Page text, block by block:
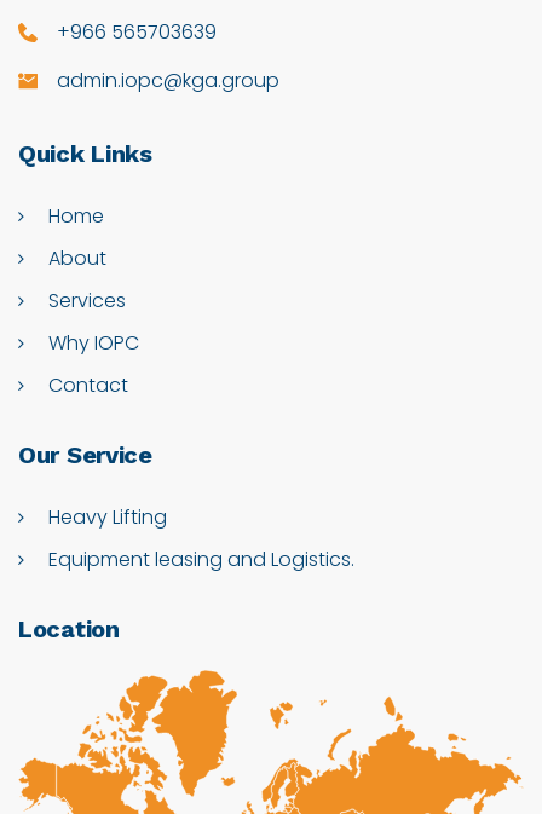
+966 565703639
admin.iopc@kga.group
Quick Links
Home
About
Services
Why IOPC
Contact
Our Service
Heavy Lifting
Equipment leasing and Logistics.
Location